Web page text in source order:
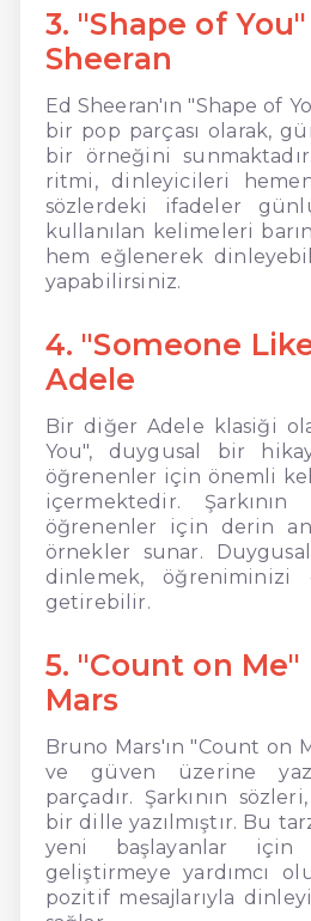
3. "Shape of
Sheeran
Ed Sheeran'ın "Shape of
bir pop parçası olarak,
bir örneğini
ritmi, dinleyicileri
sözlerdeki ifadeler
kullanılan kelimeleri
hem eğlenerek
yapabilirsiniz.
4. "Someone
Adele
Bir diğer Adele klasiği
You", duygusal bir
öğrenenler için önemli
içermektedir.
öğrenenler için derin
örnekler sunar.
dinlemek,
getirebilir.
5. "Count on Me"
Mars
Bruno Mars'ın "Count on
ve güven üzerine
parçadır. Şarkının
bir dille yazılmıştır. Bu
yeni başlayanlar
geliştirmeye yardımcı
pozitif mesajlarıyla